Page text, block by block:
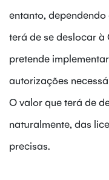
entanto,
terá de se deslocar
pretende
autorizações
O valor que terá de
naturalmente, das
precisas.